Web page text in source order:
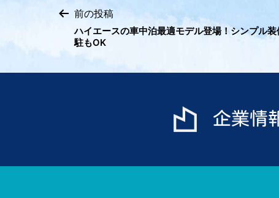
投
稿
前の投稿
ハイエースの車中泊最適モデル登場！シンプル
駐もOK
企業情